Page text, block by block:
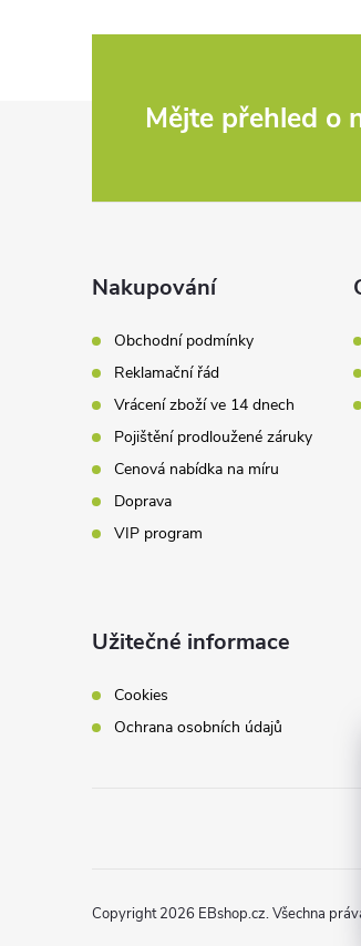
Mějte přehled o
Nakupování
Obchodní podmínky
Reklamační řád
Vrácení zboží ve 14 dnech
Pojištění prodloužené záruky
Cenová nabídka na míru
Doprava
VIP program
Užitečné informace
Cookies
Ochrana osobních údajů
Copyright 2026 EBshop.cz. Všechna